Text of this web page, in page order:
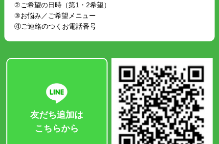
②ご希望の日時（第1・2希望）
③お悩み／ご希望メニュー
④ご連絡のつくお電話番号
友だち追加は
こちらから